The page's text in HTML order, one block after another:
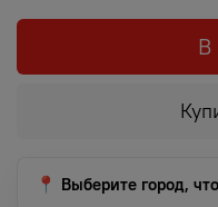
В
📍 Выберите город,